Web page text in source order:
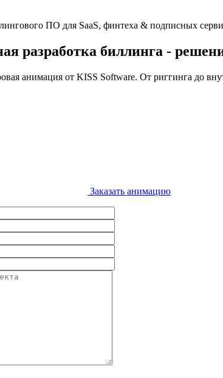
ПО для SaaS, финтеха & подписных
разработка биллинга -
анимация от KISS Software. От риггинга до
Заказать анимацию